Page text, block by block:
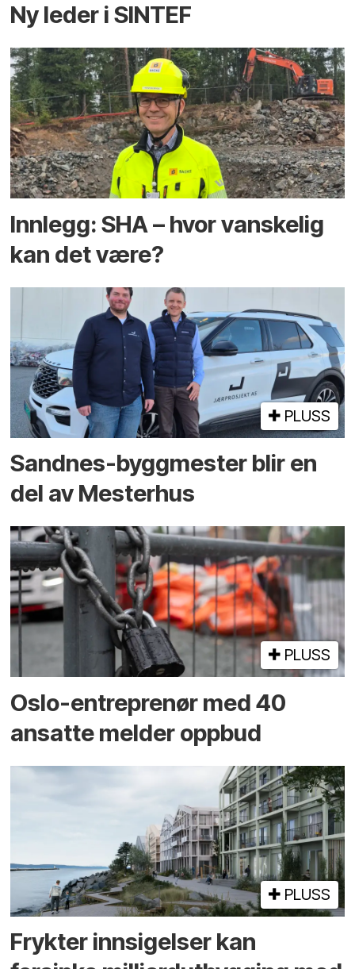
Ny leder i SINTEF
Innlegg: SHA – hvor vanskelig
kan det være?
PLUSS
Sandnes-byggmester blir en
del av Mesterhus
PLUSS
Oslo-entreprenør med 40
ansatte melder oppbud
PLUSS
Frykter innsigelser kan